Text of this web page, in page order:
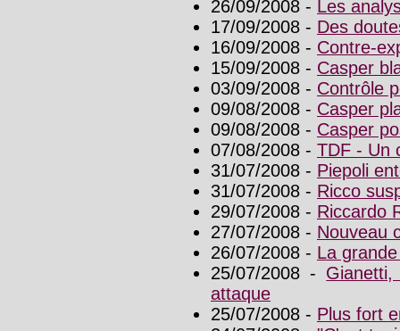
26/09/2008 - Les
17/09/2008 - Des
16/09/2008 - Contre-
15/09/2008 - Casper
03/09/2008 - Contrôle
09/08/2008 - Casper
09/08/2008 - Casper
07/08/2008 - TDF - Un
31/07/2008 - Piepoli
31/07/2008 - Ricco
29/07/2008 - Riccardo
27/07/2008 - Nouveau
26/07/2008 - La
25/07/2008 -
attaque
25/07/2008 - Plus fort